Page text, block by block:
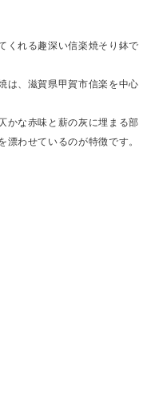
くれる趣深い信楽焼そり鉢で
は、滋賀県甲賀市信楽を中心
かな赤味と薪の灰に埋まる部
わせているのが特徴です。